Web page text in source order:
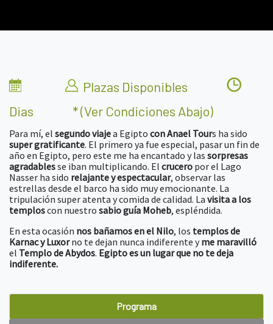
Plazas Disponibles
Dias
* (ver Condiciones Abajo)
Para mí, el segundo viajea Egipto con Anael Tours ha sido
super gratificante. El primero ya fue especial, pasar un fin de
año en Egipto, pero este me ha encantado y las sorpresas
agradablesse iban multiplicando. El crucero por el Lago
Nasser ha sido relajante y espectacular, observar las
estrellas desde el barco ha sido muy emocionante. La
tripulación super atenta y comida de calidad. La visita a los
temploscon nuestro sabio guía Moheb, espléndida.
En esta ocasión nos bañamos en el Nilo, los templos de
Karnac y Luxorno te dejan nunca indiferente yme maravilló
el Templo de Abydos. Egipto es un lugar que no te deja
indiferente.
Programa